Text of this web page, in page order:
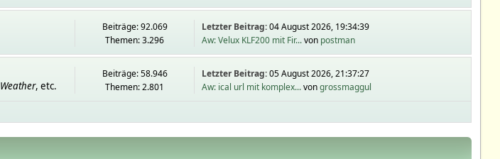
Beiträge: 92.069
Themen: 3.296
Letzter Beitrag:04 August 2026, 19:34:39
Aw: Velux KLF200 mit Fir...von postman
Weather, etc.
Beiträge: 58.946
Themen: 2.801
Letzter Beitrag:05 August 2026, 21:37:27
Aw: ical url mit komplex...vongrossmaggul